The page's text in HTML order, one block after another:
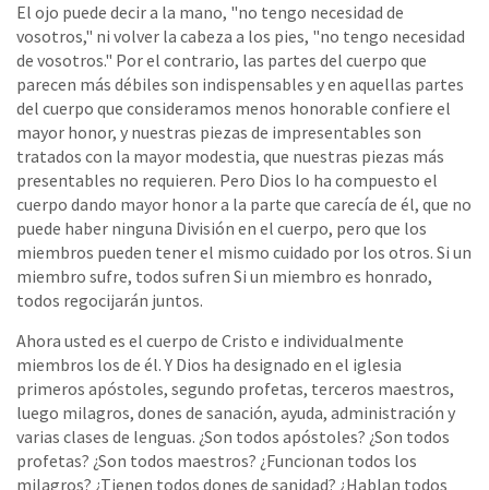
El ojo puede decir a la mano, "no tengo necesidad de
vosotros," ni volver la cabeza a los pies, "no tengo necesidad
de vosotros." Por el contrario, las partes del cuerpo que
parecen más débiles son indispensables y en aquellas partes
del cuerpo que consideramos menos honorable confiere el
mayor honor, y nuestras piezas de impresentables son
tratados con la mayor modestia, que nuestras piezas más
presentables no requieren. Pero Dios lo ha compuesto el
cuerpo dando mayor honor a la parte que carecía de él, que no
puede haber ninguna División en el cuerpo, pero que los
miembros pueden tener el mismo cuidado por los otros. Si un
miembro sufre, todos sufren Si un miembro es honrado,
todos regocijarán juntos.
Ahora usted es el cuerpo de Cristo e individualmente
miembros los de él. Y Dios ha designado en el iglesia
primeros apóstoles, segundo profetas, terceros maestros,
luego milagros, dones de sanación, ayuda, administración y
varias clases de lenguas. ¿Son todos apóstoles? ¿Son todos
profetas? ¿Son todos maestros? ¿Funcionan todos los
milagros? ¿Tienen todos dones de sanidad? ¿Hablan todos